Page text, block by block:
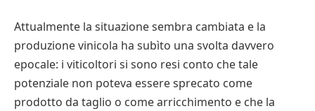
Attualmente la situazione sembra cambiata e la
produzione vinicola ha subìto una svolta davvero
epocale: i viticoltori si sono resi conto che tale
potenziale non poteva essere sprecato come
prodotto da taglio o come arricchimento e che la